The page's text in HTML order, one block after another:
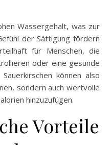
Wassergehalt, was zur
der Sättigung fördern
für Menschen, die
oder eine gesunde
können also
sondern auch wertvolle
hinzuzufügen.
Vorteile